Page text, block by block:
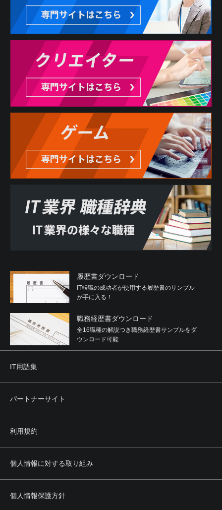
履歴書ダウンロード
IT転職の成功者が使用する履歴書のサンプル
が手に入る！
職務経歴書ダウンロード
全16職種の解説つき職務経歴書サンプルをダ
ウンロード可能
IT用語集
パートナーサイト
利用規約
個人情報に対する取り組み
個人情報保護方針